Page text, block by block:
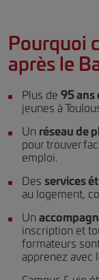
Pourquoi
après le
Plus de 95 ans
jeunes à
Un réseau de
pour trouver
emploi.
Des services
au logement,
Un
inscription et
formateurs
apprenez avec